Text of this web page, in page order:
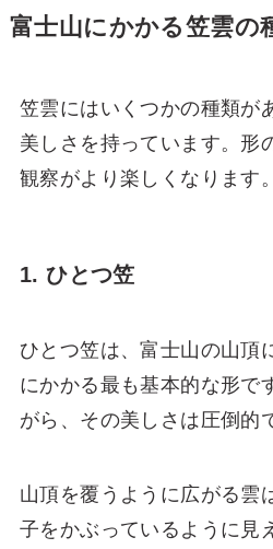
富士山にかかる笠雲の
笠雲にはいくつかの種類が
美しさを持っています。形
観察がより楽しくなります。
1. ひとつ笠
ひとつ笠は、富士山の山頂
にかかる最も基本的な形で
がら、その美しさは圧倒的
山頂を覆うように広がる雲
子をかぶっているように見